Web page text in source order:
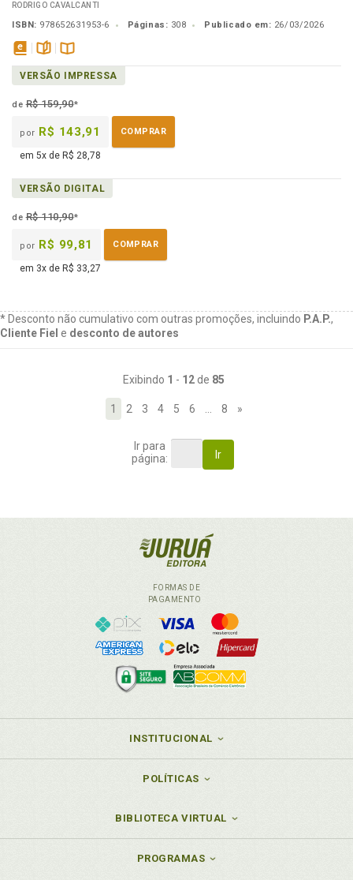
RODRIGO CAVALCANTI
ISBN: 978652631953-6 Páginas: 308 Publicado em: 26/03/2026
disponível
em
páginasDisponível
na
VERSÃO IMPRESSA
deR$ 159,90*
por R$ 143,91 COMPRAR
em 5x de R$ 28,78
VERSÃO DIGITAL
deR$ 110,90*
por R$ 99,81 COMPRAR
em 3x de R$ 33,27
* Desconto não cumulativo com outras promoções, incluindo P.A.P.,
Cliente Fiel e desconto de autores
Exibindo 1 - 12de 85
1 2 3 4 5 6 8 »
Ir para
página:
Ir
FORMAS DE
PAGAMENTO
INSTITUCIONAL
POLÍTICAS
BIBLIOTECA VIRTUAL
PROGRAMAS